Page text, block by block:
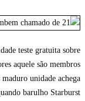
teste gratuita sobre
aquele são membros
unidade achega
barulho Starburst